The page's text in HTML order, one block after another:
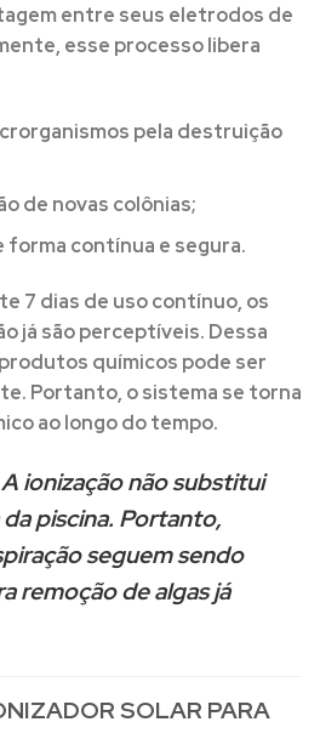
entre seus eletrodos de
esse processo libera
pela destruição
de novas colônias;
forma contínua e segura.
7 dias de uso contínuo, os
já são perceptíveis. Dessa
químicos pode ser
Portanto, o sistema se torna
ao longo do tempo.
ionizaçãonão substitui
da piscina. Portanto,
seguem sendo
remoção de algas já
SOLAR PARA